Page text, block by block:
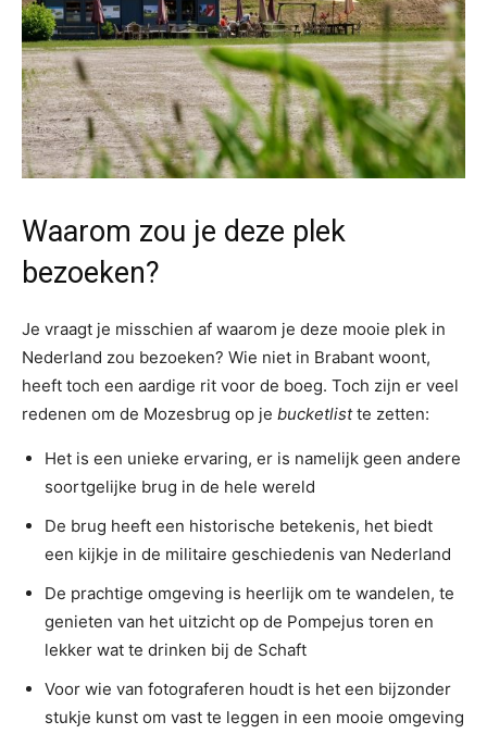
Waarom zou je deze plek
bezoeken?
Je vraagt je misschien af waarom je deze mooie plek in
Nederland zou bezoeken? Wie niet in Brabant woont,
heeft toch een aardige rit voor de boeg. Toch zijn er veel
redenen om de Mozesbrug op je bucketlistte zetten:
Het is een unieke ervaring, er is namelijk geen andere
soortgelijke brug in de hele wereld
De brug heeft een historische betekenis, het biedt
een kijkje in de militaire geschiedenis van Nederland
De prachtige omgeving is heerlijk om te wandelen, te
genieten van het uitzicht op de Pompejus toren en
lekker wat te drinken bij de Schaft
Voor wie van fotograferen houdt is het een bijzonder
stukje kunst om vast te leggen in een mooie omgeving